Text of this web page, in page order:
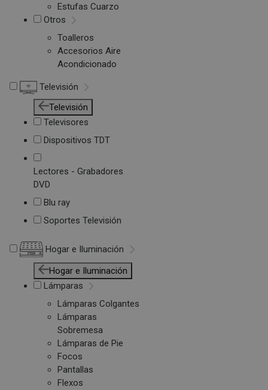
Estufas Cuarzo
Otros
Toalleros
Accesorios Aire
Acondicionado
Televisión
Televisión
Televisores
Dispositivos TDT
Lectores - Grabadores
DVD
Blu ray
Soportes Televisión
Hogar e Iluminación
Hogar e Iluminación
Lámparas
Lámparas Colgantes
Lámparas
Sobremesa
Lámparas de Pie
Focos
Pantallas
Flexos